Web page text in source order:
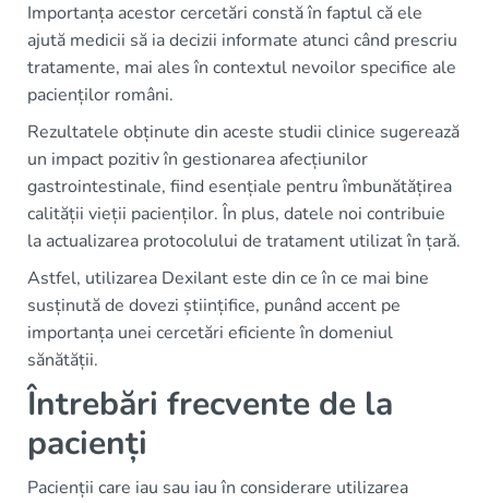
Importanța acestor cercetări constă în faptul că ele
ajută medicii să ia decizii informate atunci când prescriu
tratamente, mai ales în contextul nevoilor specifice ale
pacienților români.
Rezultatele obținute din aceste studii clinice sugerează
un impact pozitiv în gestionarea afecțiunilor
gastrointestinale, fiind esențiale pentru îmbunătățirea
calității vieții pacienților. În plus, datele noi contribuie
la actualizarea protocolului de tratament utilizat în țară.
Astfel, utilizarea Dexilant este din ce în ce mai bine
susținută de dovezi științifice, punând accent pe
importanța unei cercetări eficiente în domeniul
sănătății.
Întrebări frecvente de la
pacienți
Pacienții care iau sau iau în considerare utilizarea